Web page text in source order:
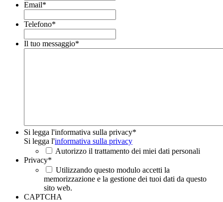
Email*
Telefono*
Il tuo messaggio*
Si legga l'informativa sulla privacy*
Si legga l'informativa sulla privacy
Autorizzo il trattamento dei miei dati personali
Privacy*
Utilizzando questo modulo accetti la
memorizzazione e la gestione dei tuoi dati da questo
sito web.
CAPTCHA